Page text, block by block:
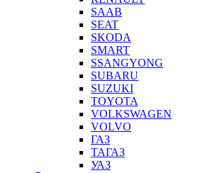
SAAB
SEAT
SKODA
SMART
SSANGYONG
SUBARU
SUZUKI
TOYOTA
VOLKSWAGEN
VOLVO
ГАЗ
ТАГАЗ
УАЗ